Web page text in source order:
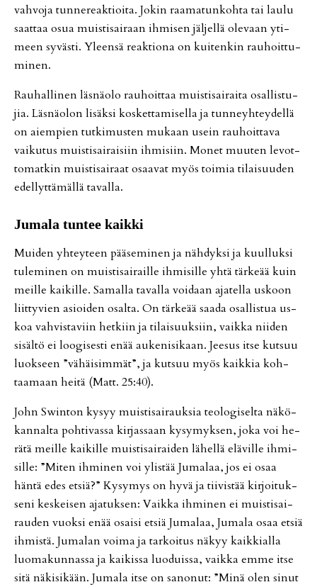
vah­vo­ja tun­ne­re­ak­ti­oi­ta. Jo­kin raa­ma­tun­koh­ta tai lau­lu
saat­taa osua muis­ti­sai­raan ih­mi­sen jäl­jel­lä ole­vaan yti­
meen sy­väs­ti. Yleen­sä re­ak­ti­o­na on kui­ten­kin rau­hoit­tu­
mi­nen.
Rau­hal­li­nen läs­nä­o­lo rau­hoit­taa muis­ti­sai­rai­ta osal­lis­tu­
jia. Läs­nä­o­lon li­säk­si kos­ket­ta­mi­sel­la ja tun­neyh­tey­del­lä
on ai­em­pien tut­ki­mus­ten mu­kaan usein rau­hoit­ta­va
vai­ku­tus muis­ti­sai­rai­siin ih­mi­siin. Mo­net muu­ten le­vot­
to­mat­kin muis­ti­sai­raat osaa­vat myös toi­mia ti­lai­suu­den
edel­lyt­tä­mäl­lä ta­val­la.
Ju­ma­la tun­tee kaik­ki
Mui­den yh­tey­teen pää­se­mi­nen ja näh­dyk­si ja kuul­luk­si
tu­le­mi­nen on muis­ti­sai­rail­le ih­mi­sil­le yh­tä tär­ke­ää kuin
meil­le kai­kil­le. Sa­mal­la ta­val­la voi­daan aja­tel­la us­koon
liit­ty­vien asi­oi­den osal­ta. On tär­ke­ää saa­da osal­lis­tua us­
koa vah­vis­ta­viin het­kiin ja ti­lai­suuk­siin, vaik­ka nii­den
si­säl­tö ei loo­gi­ses­ti enää au­ke­ni­si­kaan. Jee­sus it­se kut­suu
luok­seen ”vä­häi­sim­mät”, ja kut­suu myös kaik­kia koh­
taa­maan hei­tä (Matt. 25:40).
John Swin­ton ky­syy muis­ti­sai­rauk­sia te­o­lo­gi­sel­ta nä­kö­
kan­nal­ta poh­ti­vas­sa kir­jas­saan ky­sy­myk­sen, joka voi he­
rä­tä meil­le kai­kil­le muis­ti­sai­rai­den lä­hel­lä elä­vil­le ih­mi­
sil­le: ”Mi­ten ih­mi­nen voi ylis­tää Ju­ma­laa, jos ei osaa
hän­tä edes et­siä?” Ky­sy­mys on hyvä ja tii­vis­tää kir­joi­tuk­
se­ni kes­kei­sen aja­tuk­sen: Vaik­ka ih­mi­nen ei muis­ti­sai­
rau­den vuok­si enää osai­si et­siä Ju­ma­laa, Ju­ma­la osaa et­siä
ih­mis­tä. Ju­ma­lan voi­ma ja tar­koi­tus nä­kyy kaik­ki­al­la
luo­ma­kun­nas­sa ja kai­kis­sa luo­duis­sa, vaik­ka em­me it­se
sitä nä­ki­si­kään. Ju­ma­la it­se on sa­no­nut: ”Minä olen si­nut